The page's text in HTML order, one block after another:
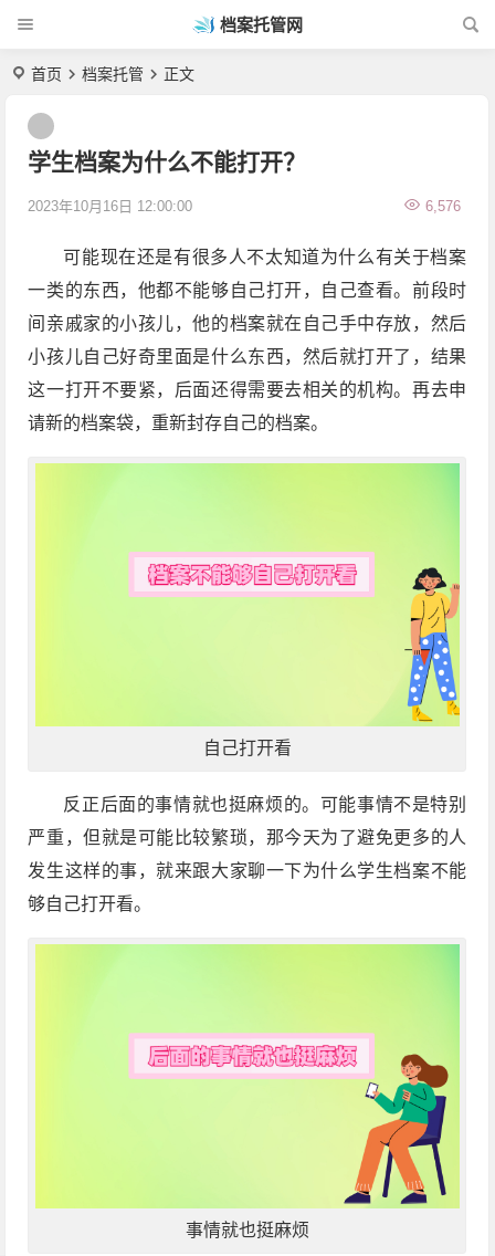
档案托管网
首页 档案托管 正文
学生档案为什么不能打开？
2023年10月16日 12:00:00 6,576
可能现在还是有很多人不太知道为什么有关于档案
一类的东西，他都不能够自己打开，自己查看。前段时
间亲戚家的小孩儿，他的档案就在自己手中存放，然后
小孩儿自己好奇里面是什么东西，然后就打开了，结果
这一打开不要紧，后面还得需要去相关的机构。再去申
请新的档案袋，重新封存自己的档案。
自己打开看
反正后面的事情就也挺麻烦的。可能事情不是特别
严重，但就是可能比较繁琐，那今天为了避免更多的人
发生这样的事，就来跟大家聊一下为什么学生档案不能
够自己打开看。
事情就也挺麻烦